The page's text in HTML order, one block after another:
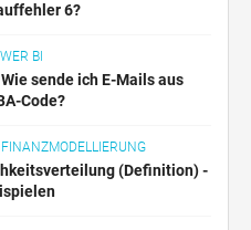
6?
BI
sende ich E-Mails aus
Code?
(Definition) -